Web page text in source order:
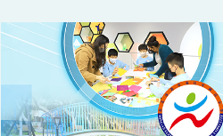
到
主
容